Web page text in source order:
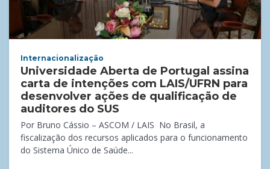
Internacionalização
Universidade Aberta de Portugal assina
carta de intenções com LAIS/UFRN para
desenvolver ações de qualificação de
auditores do SUS
Por Bruno Cássio – ASCOM / LAIS No Brasil, a
fiscalização dos recursos aplicados para o funcionamento
do Sistema Único de Saúde...